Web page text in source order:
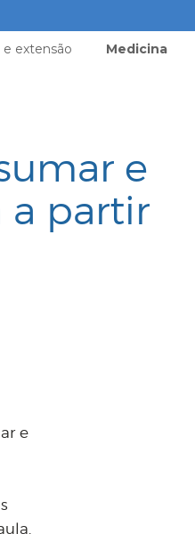
e extensão Medicina
e
a partir
e